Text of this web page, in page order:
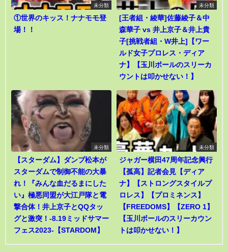
未分類
①世界のキッス！ナナモモ登
場！！
未分類
[王者組・綾華]佐藤綾子＆中
森華子 vs 井上京子＆井上貴
子[挑戦者組・W井上]【ワー
ルド女子プロレス・ディア
ナ】【玉川ボールのスリーカ
ウントは叩かせない！】
未分類
【スターダム】ダンプ松本が
スターダムで制御不能の大暴
れ！『みんな血だるまにした
い』極悪同盟が大江戸隊と電
撃合体！井上京子とQQタッ
グと激突！-8.19ミッドサマー
フェス2023-【STARDOM】
未分類
ジャガー横田47周年記念興行
【孤高】記者会見【ディア
ナ】【ストロングスタイルプ
ロレス】【プロミネンス】
【FREEDOMS】【ZERO 1】
【玉川ボールのスリーカウン
トは叩かせない！】